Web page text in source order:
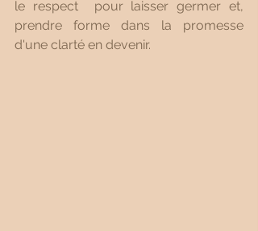
le respect  pour laisser germer et,
prendre forme dans la promesse
d'une clarté en devenir.